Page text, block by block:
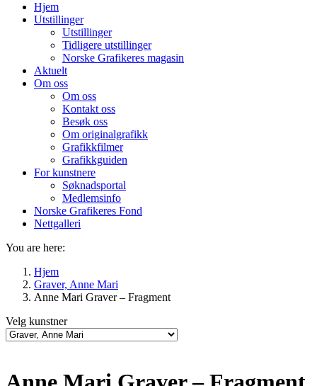
Hjem
Utstillinger
Utstillinger
Tidligere utstillinger
Norske Grafikeres magasin
Aktuelt
Om oss
Om oss
Kontakt oss
Besøk oss
Om originalgrafikk
Grafikkfilmer
Grafikkguiden
For kunstnere
Søknadsportal
Medlemsinfo
Norske Grafikeres Fond
Nettgalleri
You are here:
Hjem
Graver, Anne Mari
Anne Mari Graver – Fragment
Velg kunstner